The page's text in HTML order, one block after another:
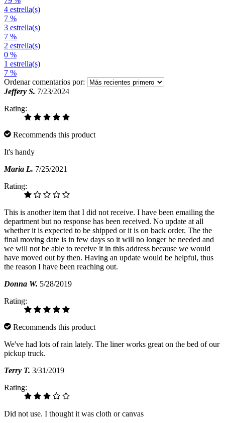
4 estrella(s)
7 %
3 estrella(s)
7 %
2 estrella(s)
0 %
1 estrella(s)
7 %
Ordenar comentarios por:
Jeffery S. 7/23/2024
Rating:
Recommends this product
It's handy
Maria L. 7/25/2021
Rating:
This is another item that I did not receive. I have been emailing the
department but no response has been received. No update at all
whether it is expected to be shipped or it is on back order. The the
final moving date is in few days so it will no longer be needed and
we will not be able to receive it in this address because we would
have moved out by then. Having an update would be helpful, thus
the reason I have been reaching out.
Donna W. 5/28/2019
Rating:
Recommends this product
We've had lots of rain lately. The liner works great on the bed of our
pickup truck.
Terry T. 3/31/2019
Rating:
Did not use. I thought it was cloth or canvas